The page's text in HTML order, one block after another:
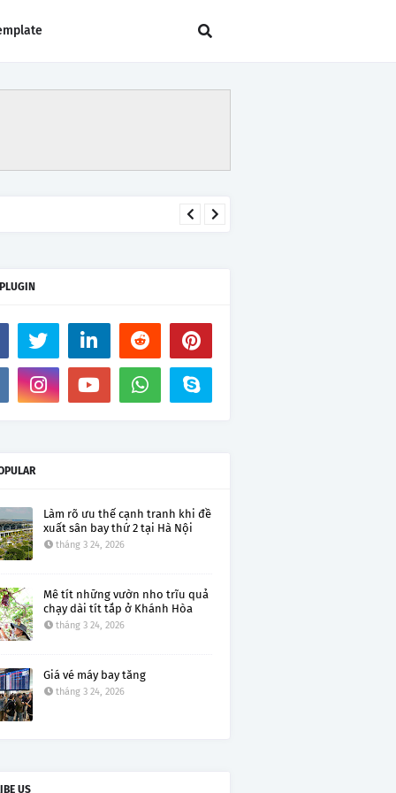
Làm rõ ưu thế cạnh tranh khi đề
xuất sân bay thứ 2 tại Hà Nội
tháng 3 24, 2026
Mê tít những vườn nho trĩu quả
chạy dài tít tắp ở Khánh Hòa
tháng 3 24, 2026
Giá vé máy bay tăng
tháng 3 24, 2026
US